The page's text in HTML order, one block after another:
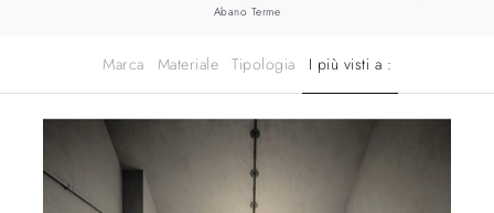
Abano Terme
Marca Materiale Tipologia I più visti a :